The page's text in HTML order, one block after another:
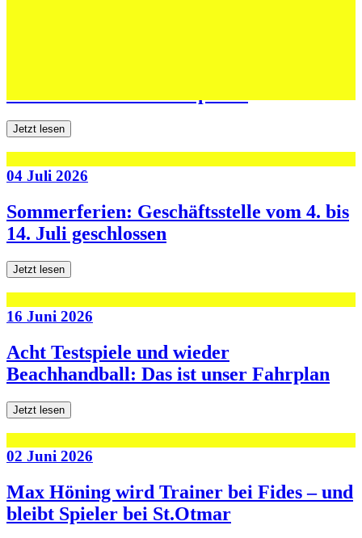
Jetzt lesen
04 Juli 2026
Sommerferien: Geschäftsstelle vom 4. bis
14. Juli geschlossen
Jetzt lesen
16 Juni 2026
Acht Testspiele und wieder
Beachhandball: Das ist unser Fahrplan
Jetzt lesen
02 Juni 2026
Max Höning wird Trainer bei Fides – und
bleibt Spieler bei St.Otmar